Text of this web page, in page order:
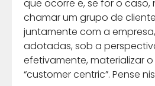
que ocorre e, se for o caso,
chamar um grupo de
juntamente com a
adotadas, sob a
efetivamente, materializar
“customer centric”. Pense